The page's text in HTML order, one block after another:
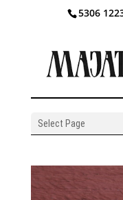
5306
Select Page